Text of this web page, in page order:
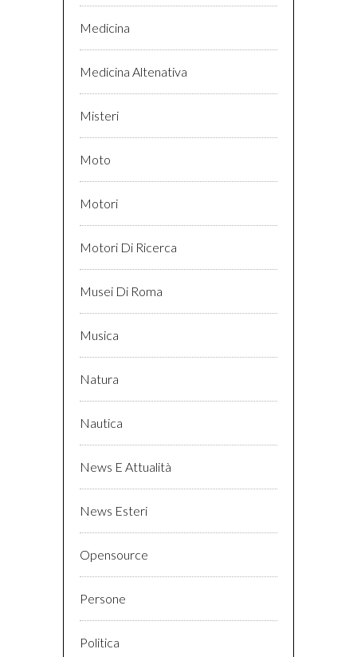
Medicina
Medicina Altenativa
Misteri
Moto
Motori
Motori Di Ricerca
Musei Di Roma
Musica
Natura
Nautica
News E Attualità
News Esteri
Opensource
Persone
Politica